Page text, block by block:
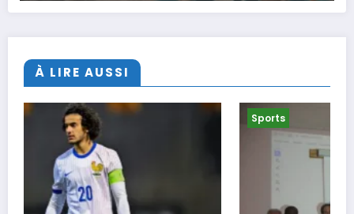
À LIRE AUSSI
Sports